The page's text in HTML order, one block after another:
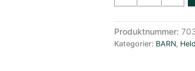
Vanntett
Vindtett
Parkdress
Produktnummer:
Kategorier: BARN,